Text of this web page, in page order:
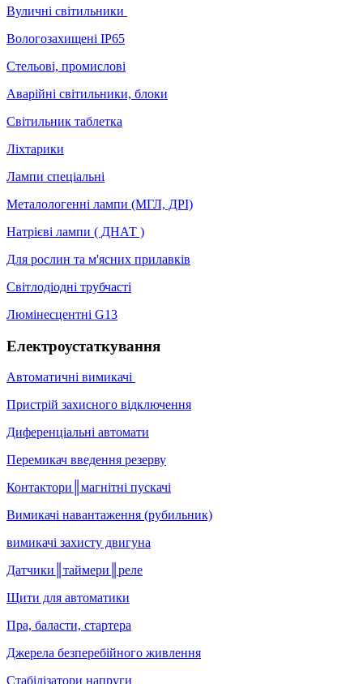
Вуличні світильники
Вологозахищені IP65
Стельові, промислові
Аварійні світильники, блоки
Світильник таблетка
Ліхтарики
Лампи спеціальні
Металологенні лампи (МГЛ, ДРІ)
Натрієві лампи ( ДНАТ )
Для рослин та м'ясних прилавків
Світлодіодні трубчасті
Люмінесцентні G13
Електроустаткування
Автоматичні вимикачі
Пристрій захисного відключення
Диференціальні автомати
Перемикач введення резерву
Контактори║магнітні пускачі
Вимикачі навантаження (рубильник)
вимикачі захисту двигуна
Датчики║таймери║реле
Щити для автоматики
Пра, баласти, стартера
Джерела безперебійного живлення
Стабілізатори напруги